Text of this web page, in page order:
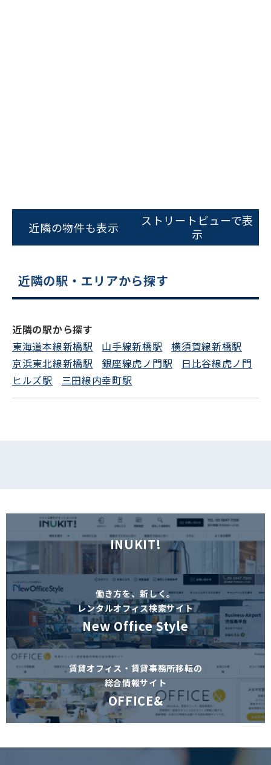
スムーズにご案内できます
0120-620-213
電話でお問い合わせ
近隣の物件も表示
ストリートビューで表
示
近隣の駅・エリアから探す
近隣の駅から探す
東海道本線新橋駅
山手線新橋駅
横須賀線新橋駅
京浜東北線新橋駅
銀座線虎ノ門駅
日比谷線虎ノ門
ヒルズ駅
三田線内幸町駅
INUKIT!
働き方を、新しく。
レンタルオフィス検索サイト
New Office Style
賃貸オフィス・賃貸事務所移転の
総合情報サイト
OFFICE&